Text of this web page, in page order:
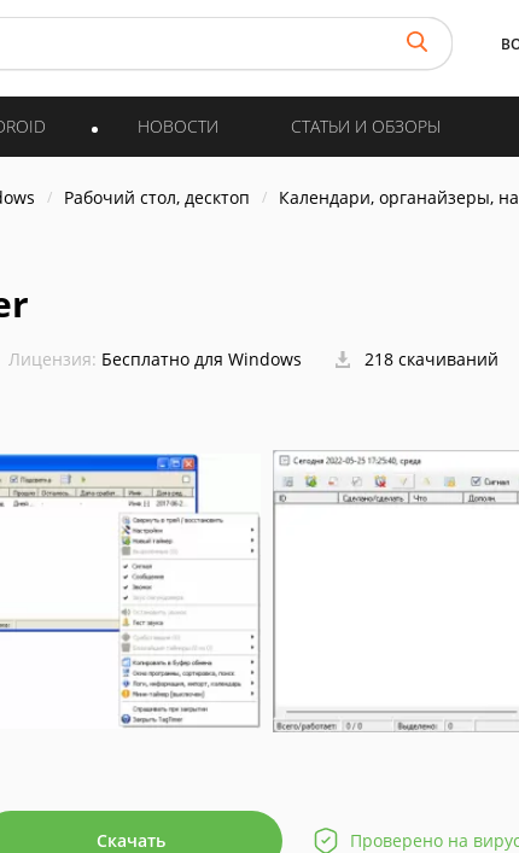
НОВОСТИ СТАТЬИ И ОБЗОРЫ
Рабочий стол, десктоп Календари, органайзеры,
Лицензия: Бесплатно для Windows 218 скачиваний
Скачать Проверено на